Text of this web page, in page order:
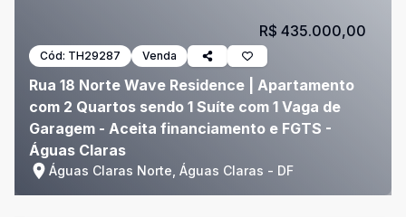
Cód: TH29287 Venda
Rua 18 Norte Wave Residence | Apartamento
com 2 Quartos sendo 1 Suíte com 1 Vaga de
Garagem - Aceita financiamento e FGTS -
Águas Claras
Águas Claras Norte, Águas Claras - DF
R$ 435.000,00